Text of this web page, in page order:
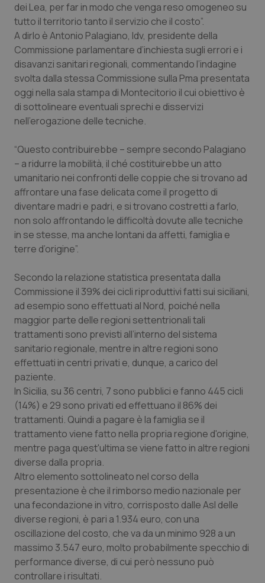
Emilia-Romagna
Friuli Venezia Giulia
Lazio
Liguria
Marche
Molise
Piemonte
Provincia Autonoma di Bolzano
Provincia Autonoma di Trento
Puglia
Sardegna
Sicilia
Toscana
Umbria
Valle D’Aosta
Veneto
Colesterolo & coronaropatie
Dermatite Atopica
Diabete & glucometri
Disturbi dell’umore
Donna & Salute
Epatiti
HIV
Infezioni & Febbre
Ipertensione & Scompenso
Malattie rare
Malattia di Crohn & Rettocolite Ulcerosa
Neuroscienze & patologie neurodegenerative
Obesità
Oftalmologia
Oncodermatologia
Oncoematologia
Oncologia & Nutrizione
Psoriasi & pelle
dei Lea, per far in modo che venga reso omogeneo su
tutto il territorio tanto il servizio che il costo”.
A dirlo è Antonio Palagiano, Idv, presidente della
Commissione parlamentare d’inchiesta sugli errori e i
disavanzi sanitari regionali, commentando l’indagine
svolta dalla stessa Commissione sulla Pma presentata
oggi nella sala stampa di Montecitorio il cui obiettivo è
di sottolineare eventuali sprechi e disservizi
nell’erogazione delle tecniche.
“Questo contribuirebbe – sempre secondo Palagiano
– a ridurre la mobilità, il ché costituirebbe un atto
umanitario nei confronti delle coppie che si trovano ad
affrontare una fase delicata come il progetto di
diventare madri e padri, e si trovano costretti a farlo,
non solo affrontando le difficoltà dovute alle tecniche
in se stesse, ma anche lontani da affetti, famiglia e
terre d’origine”.
Secondo la relazione statistica presentata dalla
Commissione il 39% dei cicli riproduttivi fatti sui siciliani,
ad esempio sono effettuati al Nord, poiché nella
maggior parte delle regioni settentrionali tali
trattamenti sono previsti all’interno del sistema
sanitario regionale, mentre in altre regioni sono
effettuati in centri privati e, dunque, a carico del
paziente.
In Sicilia, su 36 centri, 7 sono pubblici e fanno 445 cicli
(14%) e 29 sono privati ed effettuano il 86% dei
trattamenti. Quindi a pagare è la famiglia se il
trattamento viene fatto nella propria regione d'origine,
mentre paga quest'ultima se viene fatto in altre regioni
diverse dalla propria.
Altro elemento sottolineato nel corso della
presentazione è che il rimborso medio nazionale per
una fecondazione in vitro, corrisposto dalle Asl delle
diverse regioni, è pari a 1.934 euro, con una
oscillazione del costo, che va da un minimo 928 a un
massimo 3.547 euro, molto probabilmente specchio di
performance diverse, di cui però nessuno può
controllare i risultati.